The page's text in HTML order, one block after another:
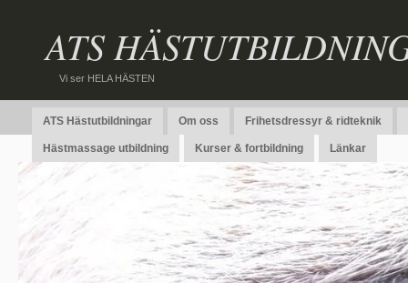
ATS
Vi ser HELA HÄSTEN
ATS Hästutbildningar Om oss Frihetsdressyr & ridteknik
Hästmassage utbildning Kurser & fortbildning Länkar